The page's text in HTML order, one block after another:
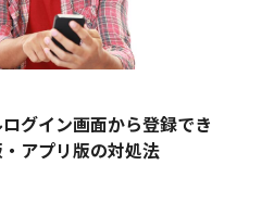
グイン画面から登録でき
アプリ版の対処法